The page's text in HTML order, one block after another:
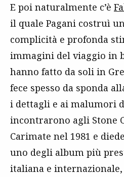
E poi naturalmente c’è
il quale Pagani costruì
complicità e profonda
immagini del viaggio in
hanno fatto da soli in
fece spesso da sponda
i dettagli e ai malumori
incontrarono agli Stone
Carimate nel 1981 e
uno degli album più
italiana e internazionale,